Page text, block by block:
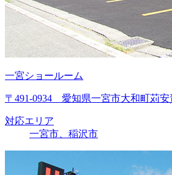
一宮ショールーム
〒491-0934 愛知県一宮市大和町苅安
対応エリア
一宮市、稲沢市